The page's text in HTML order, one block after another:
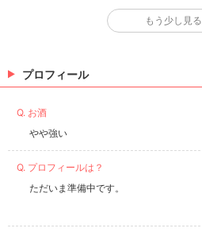
もう少し見る
プロフィール
Q. お酒
やや強い
Q. プロフィールは？
ただいま準備中です。